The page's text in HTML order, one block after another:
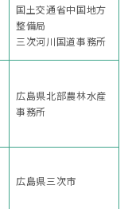
国土交通省中国地方
整備局
三次河川国道事務所
広島県北部農林水産
事務所
広島県三次市